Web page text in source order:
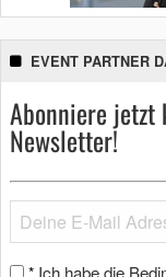
EVENT PARTNER
Abonniere jetzt
Newsletter!
* Ich habe die